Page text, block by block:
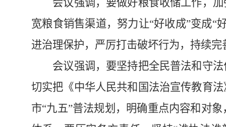
会议强调，要做好粮食收储工作，加
宽粮食销售渠道，努力让“好收成”变成“
进治理保护，严厉打击破坏行为，持续
会议强调，要坚持把全民普法和守法
切实把《中华人民共和国法治宣传教育
市“九五”普法规划，明确重点内容和对